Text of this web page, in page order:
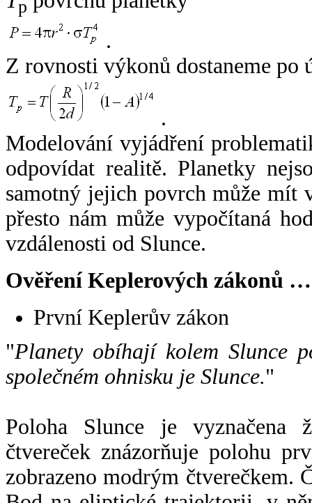
p
.
Z rovnosti výkonů dostaneme po
.
Modelování vyjádření
odpovídat realitě. Planetky
samotný jejich povrch může mít
přesto nám může vypočítaná
vzdálenosti od Slunce.
Ověření Keplerových zákonů …
První Keplerův zákon
"Planety obíhají kolem Slunce
společném ohnisku je Slunce."
Poloha Slunce je vyznačena
čtvereček znázorňuje polohu
zobrazeno modrým čtverečkem.